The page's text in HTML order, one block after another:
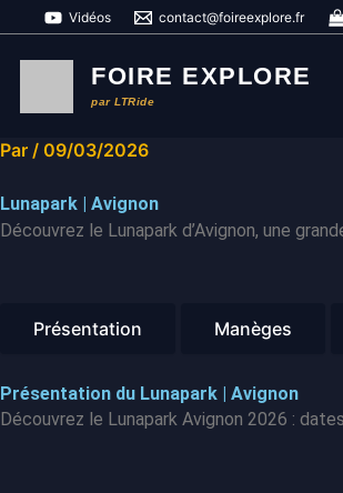
Vidéos contact@foireexplore.fr
FOIRE EXPLORE
par LTRide
Par / 09/03/2026
Lunapark | Avignon
Découvrez le Lunapark d’Avignon, une
Présentation Manèges
Présentation du Lunapark | Avignon
Découvrez le Lunapark Avignon 2026 :